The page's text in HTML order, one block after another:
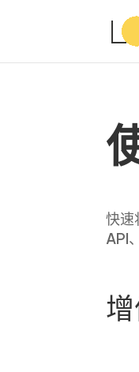
快速
API